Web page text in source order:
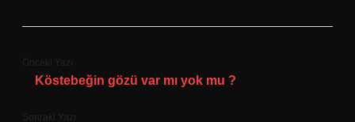
Önceki Yazı
Köstebeğin gözü var mı yok mu ?
Sonraki Yazı